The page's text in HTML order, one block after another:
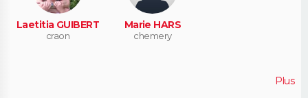
Laetitia GUIBERT
craon
Marie HARS
chemery
Plus